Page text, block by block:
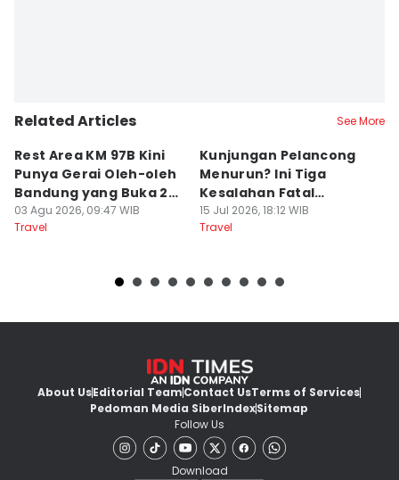
Related Articles See More
Rest Area KM 97B Kini
Punya Gerai Oleh-oleh
Bandung yang Buka 24
Jam
03 Agu 2026, 09:47 WIB
Travel
Kunjungan Pelancong
Menurun? Ini Tiga
Kesalahan Fatal
Pengelola Wisata
15 Jul 2026, 18:12 WIB
Travel
About UsEditorial TeamContact UsTerms of Services
Pedoman Media SiberIndexSitemap
Follow Us
Download